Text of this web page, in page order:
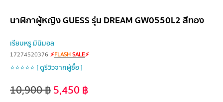
นาฬิกาผู้หญิง GUESS รุ่น DREAM GW0550L2 สีทอง
เรียบหรู มินิมอล
17274520376 ⚡FLASHSALE⚡
⭐⭐⭐⭐⭐ [ ดูรีวิวจากผู้ซื้อ ]
10,900฿5,450฿